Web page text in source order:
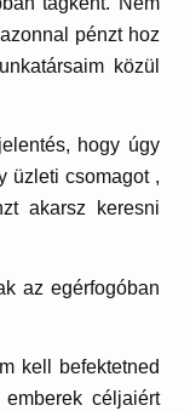
pénzt hoz
közül
hogy úgy
üzleti csomagot ,
akarsz keresni
az egérfogóban
kell befektetned
céljaiért